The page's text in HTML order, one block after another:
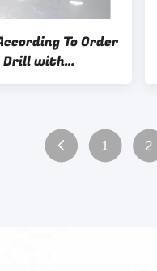
To Order
Drill with
1 2